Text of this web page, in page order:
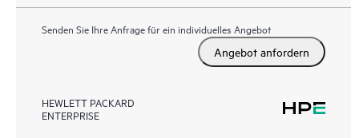
Senden Sie Ihre Anfrage für ein individuelles Angebot
Angebot anfordern
HEWLETT PACKARD
ENTERPRISE